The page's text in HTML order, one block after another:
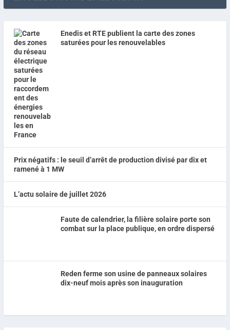
Enedis et RTE publient la carte des zones
saturées pour les renouvelables
Prix négatifs : le seuil d’arrêt de production divisé par dix et
ramené à 1 MW
L’actu solaire de juillet 2026
Faute de calendrier, la filière solaire porte son
combat sur la place publique, en ordre dispersé
Reden ferme son usine de panneaux solaires
dix-neuf mois après son inauguration